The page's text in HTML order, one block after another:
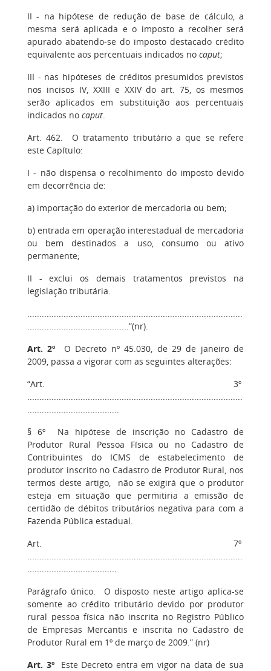
II - na hipótese de redução de base de cálculo, a
mesma será aplicada e o imposto a recolher será
apurado abatendo-se do imposto destacado crédito
equivalente aos percentuais indicados no caput;
III - nas hipóteses de créditos presumidos previstos
nos incisos IV, XXIII e XXIV do art. 75, os mesmos
serão aplicados em substituição aos percentuais
indicados no caput.
Art. 462. O tratamento tributário a que se refere
este Capítulo:
I - não dispensa o recolhimento do imposto devido
em decorrência de:
a) importação do exterior de mercadoria ou bem;
b) entrada em operação interestadual de mercadoria
ou bem destinados a uso, consumo ou ativo
permanente;
II - exclui os demais tratamentos previstos na
legislação tributária.
.........................................................................................
..........................................”(nr).
Art. 2º O Decreto nº 45.030, de 29 de janeiro de
2009, passa a vigorar com as seguintes alterações:
“Art. 3º
.........................................................................................
......................................
§ 6º Na hipótese de inscrição no Cadastro de
Produtor Rural Pessoa Física ou no Cadastro de
Contribuintes do ICMS de estabelecimento de
produtor inscrito no Cadastro de Produtor Rural, nos
termos deste artigo, não se exigirá que o produtor
esteja em situação que permitiria a emissão de
certidão de débitos tributários negativa para com a
Fazenda Pública estadual.
Art. 7º
.........................................................................................
.....................................
Parágrafo único. O disposto neste artigo aplica-se
somente ao crédito tributário devido por produtor
rural pessoa física não inscrita no Registro Público
de Empresas Mercantis e inscrita no Cadastro de
Produtor Rural em 1º de março de 2009.” (nr)
Art. 3ºEste Decreto entra em vigor na data de sua